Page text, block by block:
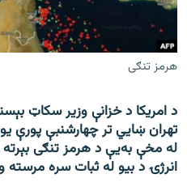
هرمز تنګی
د امریکا د خزانې وزیر سکاټ
تهران ښايي تر چهارشنبې
له مخې به‌یې د هرمز تنګی
انرژۍ د بیو له ثبات سره مرسته